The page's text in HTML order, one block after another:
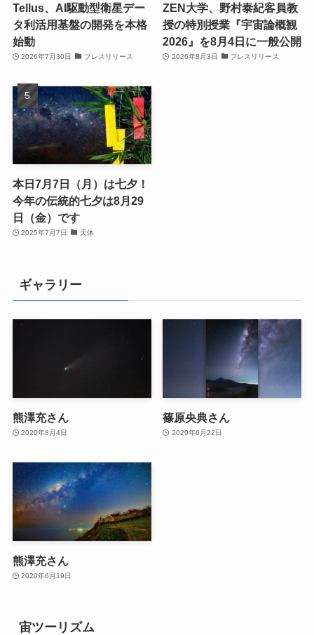
Tellus、AI駆動型衛星デー
タ利活用基盤の開発を本格
始動
2026年7月30日 プレスリリース
ZEN大学、野村泰紀客員教
授の特別授業『宇宙論概観
2026』を8月4日に一般公開
2026年8月3日 プレスリリース
本日7月7日（月）は七夕！
今年の伝統的七夕は8月29
日（金）です
2025年7月7日 天体
ギャラリー
熊澤充さん
2020年8月4日
篠原央典さん
2020年6月22日
熊澤充さん
2020年6月19日
宙ツーリズム